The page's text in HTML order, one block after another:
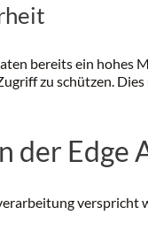
bereits ein hohes
zu schützen.
der Edge